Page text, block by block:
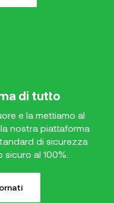
di tutto
e la mettiamo al
nostra piattaforma
di sicurezza
al 100%.